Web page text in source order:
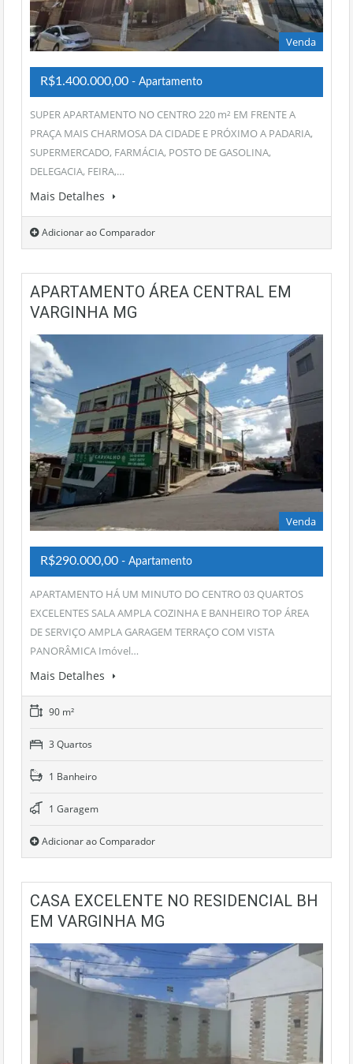
Venda
R$1.400.000,00 - Apartamento
SUPER APARTAMENTO NO CENTRO 220 m² EM FRENTE A
PRAÇA MAIS CHARMOSA DA CIDADE E PRÓXIMO A PADARIA,
SUPERMERCADO, FARMÁCIA, POSTO DE GASOLINA,
DELEGACIA, FEIRA,…
Mais Detalhes
Adicionar ao Comparador
APARTAMENTO ÁREA CENTRAL EM
VARGINHA MG
Venda
R$290.000,00 - Apartamento
APARTAMENTO HÁ UM MINUTO DO CENTRO 03 QUARTOS
EXCELENTES SALA AMPLA COZINHA E BANHEIRO TOP ÁREA
DE SERVIÇO AMPLA GARAGEM TERRAÇO COM VISTA
PANORÂMICA Imóvel…
Mais Detalhes
90 m²
3 Quartos
1 Banheiro
1 Garagem
Adicionar ao Comparador
CASA EXCELENTE NO RESIDENCIAL BH
EM VARGINHA MG